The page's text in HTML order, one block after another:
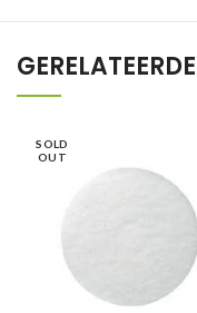
SOLD
OUT